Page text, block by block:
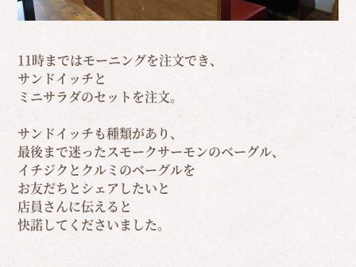
11時まではモーニングを注文でき、
サンドイッチと
ミニサラダのセットを注文。
サンドイッチも種類があり、
最後まで迷ったスモークサーモンのベーグル、
イチジクとクルミのベーグルを
お友だちとシェアしたいと
店員さんに伝えると
快諾してくださいました。